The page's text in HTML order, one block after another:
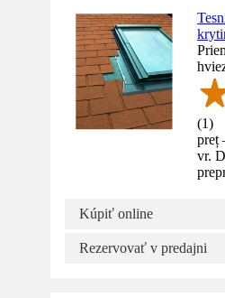
(1)
preț
vr.
Kúpiť online
Rezervovať v predajni